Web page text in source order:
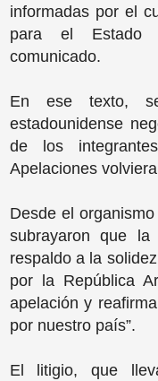
informadas por el
para el Estado
comunicado.
En ese texto,
estadounidense
de los
Apelaciones
Desde el
subrayaron que la
respaldo a la
por la República
apelación y
por nuestro país”.
El litigio, que